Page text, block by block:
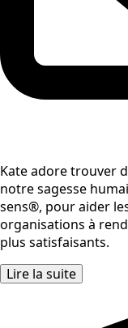
Kate adore trouver
notre sagesse
sens®, pour aider
organisations à
plus satisfaisants.
Lire la suite